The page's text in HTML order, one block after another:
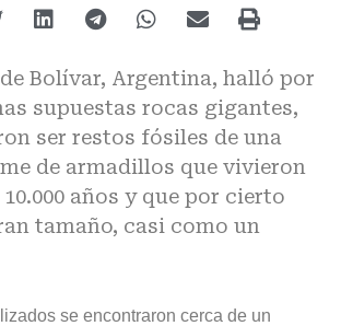
Bolívar, Argentina, halló por
supuestas rocas gigantes,
ser restos fósiles de una
de armadillos que vivieron
años y que por cierto
tamaño, casi como un
se encontraron cerca de un